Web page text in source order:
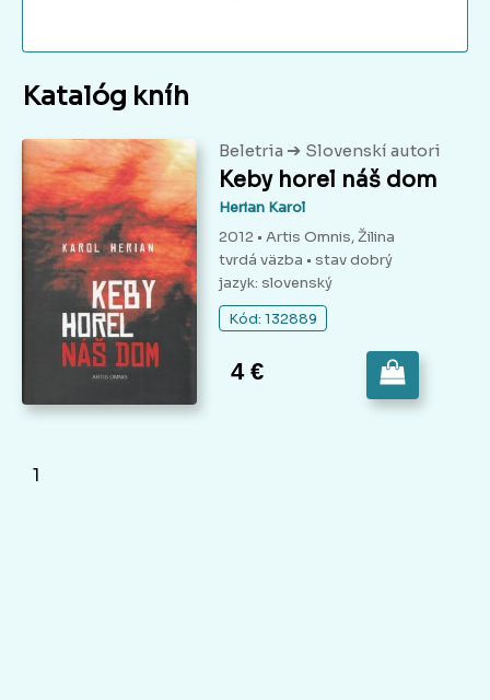
Katalóg kníh
Beletria ➔ Slovenskí autori
Keby horel náš dom
Herian Karol
2012 • Artis Omnis, Žilina
tvrdá väzba • stav dobrý
jazyk: slovenský
Kód: 132889
4 €
1